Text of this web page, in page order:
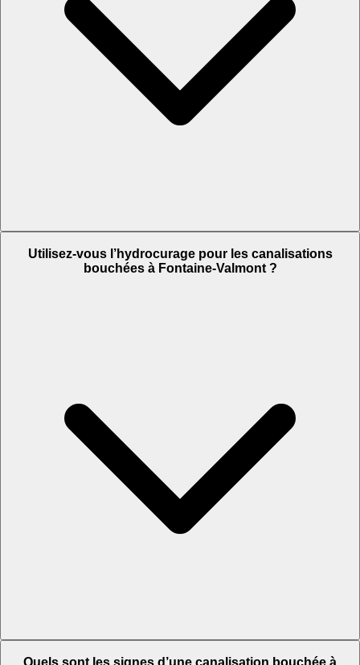
Utilisez-vous l’hydrocurage pour les canalisations
bouchées à Fontaine-Valmont ?
Quels sont les signes d’une canalisation bouchée à